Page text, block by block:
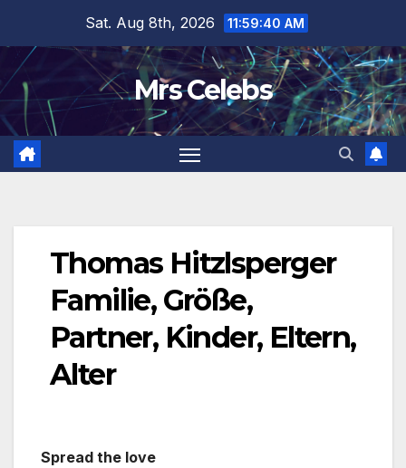
content
Sat. Aug 8th, 2026 11:59:41 AM
Mrs Celebs
Thomas Hitzlsperger
Familie, Größe,
Partner, Kinder, Eltern,
Alter
Spread the love